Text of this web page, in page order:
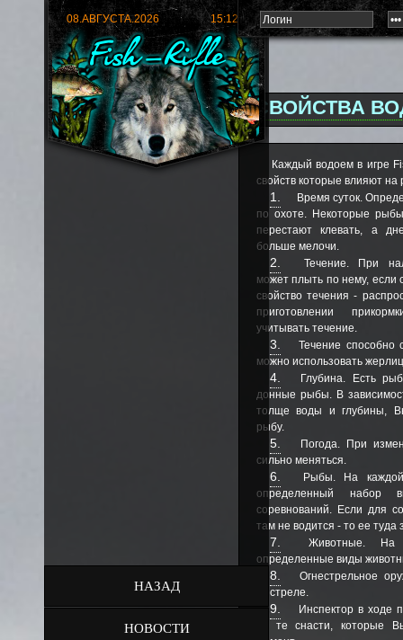
СВОЙСТВА
Каждый водоем в игре
свойств которые влияют на
1.
Время суток.
по охоте. Некоторые
перестают клевать, а
больше мелочи.
2.
Течение. При
может плыть по нему, если
свойство течения -
приготовлении
учитывать течение.
3.
Течение способно
можно использовать
4.
Глубина. Есть
донные рыбы. В
толще воды и глубины,
рыбу.
5.
Погода. При
сильно меняться.
6.
Рыбы. На каждой
определенный набор
соревнований. Если для
там не водится - то ее туда
7.
Животные. На
определенные виды
8.
Огнестрельное
выстреле.
9.
Инспектор в ходе
за те снасти, которые
08.АВГУСТА.2026 15:12:06
НАЗАД
НОВОСТИ